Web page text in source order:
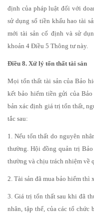
định của pháp luật đối với
sử dụng số tiền khấu hao tài
mới tài sản cố định và sử
khoản 4 Điều 5 Thông tư này.
Điều 8. Xử lý tổn thất tài sản
Mọi tổn thất tài sản của Bảo
kết bảo hiểm tiền gửi của
bản xác định giá trị tổn thất,
tắc sau:
1. Nếu tổn thất do nguyên
thường. Hội đồng quản trị
thường và chịu trách nhiệm về
2. Tài sản đã mua bảo hiểm
3. Giá trị tổn thất sau khi đã
nhân, tập thể, của các tổ chức